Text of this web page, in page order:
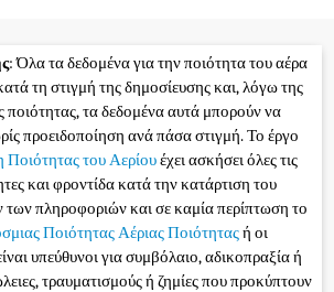
: Όλα τα δεδομένα για την ποιότητα του αέρα
τη στιγμή της δημοσίευσης και, λόγω της
ποιότητας, τα δεδομένα αυτά μπορούν να
προειδοποίηση ανά πάσα στιγμή. Το έργο
του Αερίουέχει ασκήσει όλες τις
και φροντίδα κατά την κατάρτιση του
των πληροφοριών και σε καμία περίπτωση το
Ποιότητας Αέριας Ποιότηταςή οι
υπεύθυνοι για συμβόλαιο, αδικοπραξία ή
τραυματισμούς ή ζημίες που προκύπτουν